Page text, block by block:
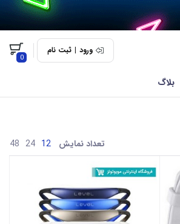
ورود | ثبت نام
0
بلاگ
تعداد نمایش 12
24
48